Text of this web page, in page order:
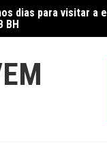
BHMangili